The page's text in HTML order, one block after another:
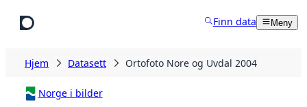
Finn data Meny
Hjem Datasett Ortofoto Nore og Uvdal 2004
Norge i bilder